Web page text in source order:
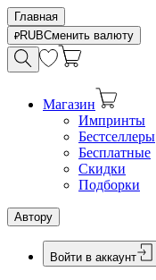
Главная
RUBСменить валюту
Магазин
Импринты
Бестселлеры
Бесплатные
Скидки
Подборки
Автору
Войти в аккаунт